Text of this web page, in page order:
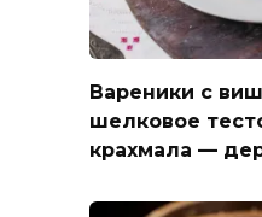
Вареники с
шелковое
крахмала —